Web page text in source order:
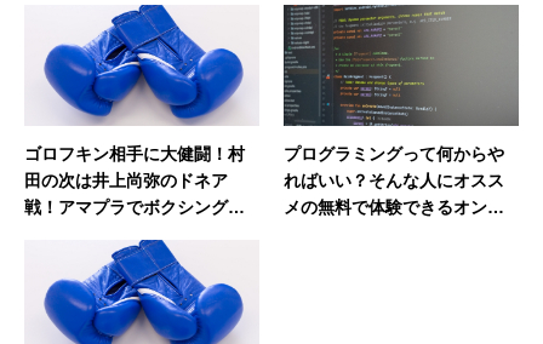
ゴロフキン相手に大健闘！村
田の次は井上尚弥のドネア
戦！アマプラでボクシング観
プログラミングって何からや
ればいい？そんな人にオスス
メの無料で体験できるオンラ